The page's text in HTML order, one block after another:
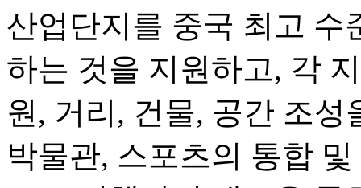
산업단지를 중국 최고 수
하는 것을 지원하고, 각
원, 거리, 건물, 공간 조
박물관, 스포츠의 통합